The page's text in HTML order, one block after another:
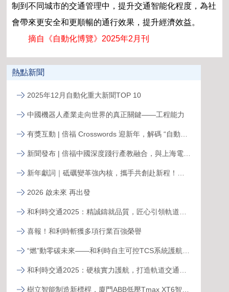
制到不同城市的交通管理中，提升交通智能化程度，為社
會帶來更安全和更順暢的通行效果，提升經濟效益。
摘自《自動化博覽》2025年2月刊
熱點新聞
2025年12月自動化重大新聞TOP 10
中國機器人產業走向世界的真正關鍵——工程能力
2026 啟未來 再出發
喜報！和利時斬獲多項行業百強榮譽